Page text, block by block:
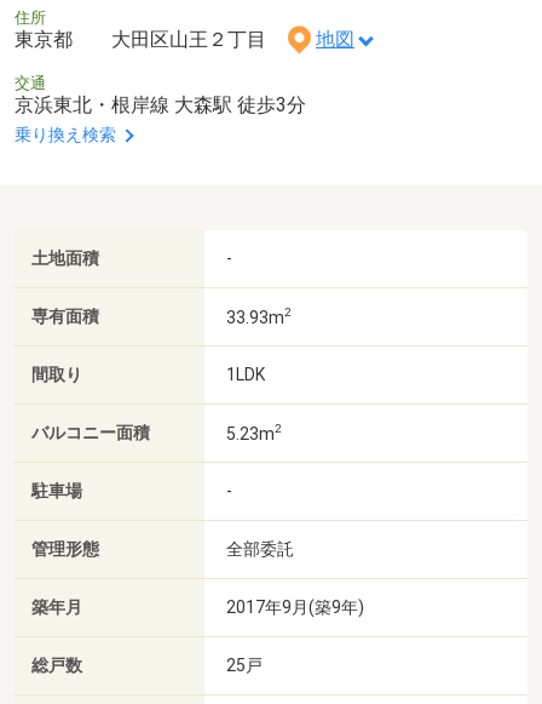
住所
東京都 大田区山王２丁目 地図
交通
京浜東北・根岸線 大森駅 徒歩3分
乗り換え検索
土地面積 -
専有面積 33.93m2
間取り 1LDK
バルコニー面積 5.23m2
駐車場 -
管理形態 全部委託
築年月 2017年9月(築9年)
総戸数 25戸